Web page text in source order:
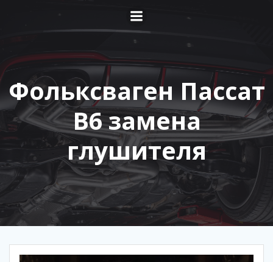
к
содержимому
Фольксваген Пассат
В6 замена
глушителя